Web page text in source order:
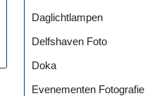
Daglichtlampen
Delfshaven Foto
Doka
Evenementen Fotografie